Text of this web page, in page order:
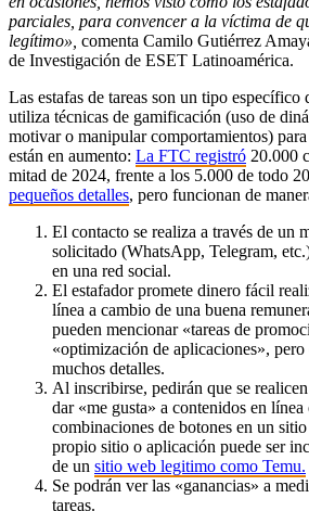
parciales, para convencer a la víctima de
legítimo», comenta Camilo Gutiérrez
de Investigación de ESET Latinoamérica.
Las estafas de tareas son un tipo específico
utiliza técnicas de gamificación (uso de
motivar o manipular comportamientos)
están en aumento: La FTC registró 20.000
mitad de 2024, frente a los 5.000 de todo
pequeños detalles, pero funcionan de
El contacto se realiza a través de un
solicitado (WhatsApp, Telegram,
en una red social.
El estafador promete dinero fácil
línea a cambio de una buena
pueden mencionar «tareas de
«optimización de aplicaciones», pero
muchos detalles.
Al inscribirse, pedirán que se
dar «me gusta» a contenidos en
combinaciones de botones en un
propio sitio o aplicación puede ser
de un sitio web legitimo como Temu.
Se podrán ver las «ganancias» a
tareas.